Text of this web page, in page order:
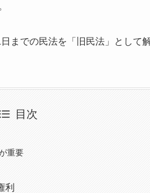
までの民法を「旧民法」として解
目次
重要
利